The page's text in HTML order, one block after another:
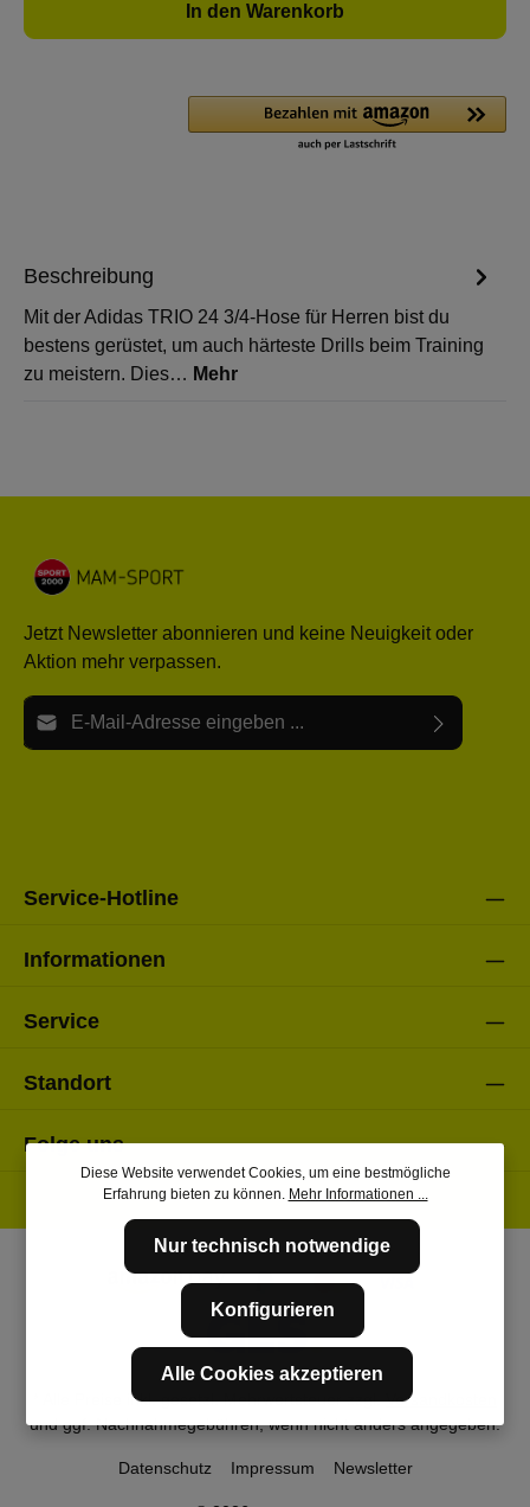
In den Warenkorb
Beschreibung
Mit der Adidas TRIO 24 3/4-Hose für Herren bist du
bestens gerüstet, um auch härteste Drills beim Training
zu meistern. Dies… Mehr
Jetzt Newsletter abonnieren und keine Neuigkeit oder
Aktion mehr verpassen.
E-Mail-Adresse*
Service-Hotline
Informationen
Service
Standort
Folge uns
* Alle Preise inkl. gesetzl. Mehrwertsteuer zzgl.Versandkosten
und ggf. Nachnahmegebühren, wenn nicht anders angegeben.
Datenschutz Impressum Newsletter
Diese Website verwendet Cookies, um eine bestmögliche
Erfahrung bieten zu können. Mehr Informationen ...
Nur technisch notwendige
Konfigurieren
Alle Cookies akzeptieren